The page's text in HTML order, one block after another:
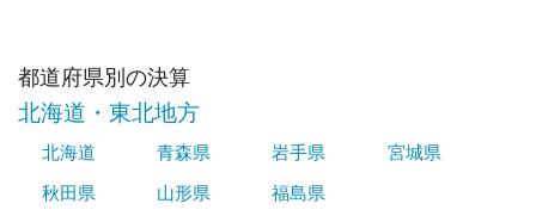
都道府県別の決算
北海道・東北地方
北海道 青森県 岩手県
宮城県
秋田県
山形県 福島県